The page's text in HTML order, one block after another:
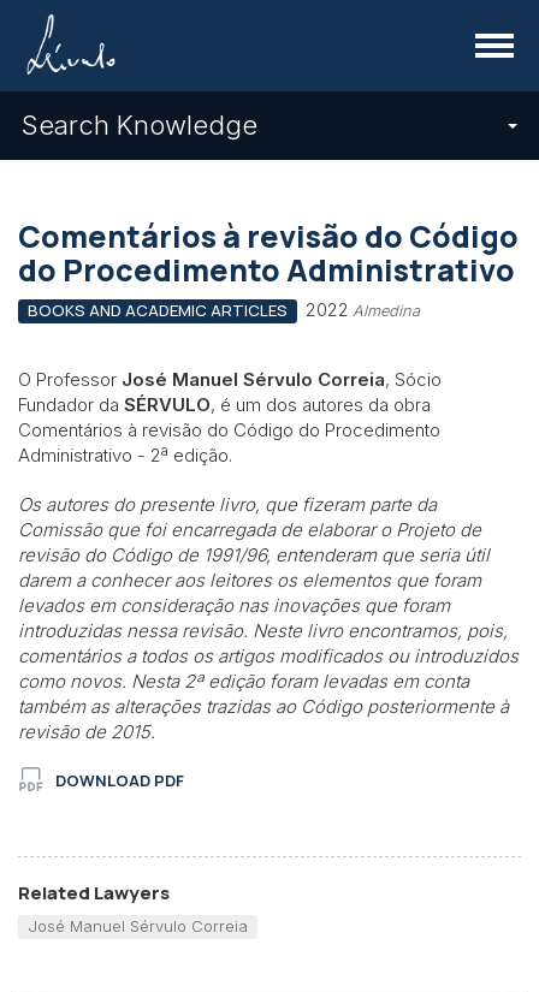
Menu
Search Knowledge
Comentários à revisão do Código
do Procedimento Administrativo
BOOKS AND ACADEMIC ARTICLES 2022 Almedina
O Professor José Manuel Sérvulo Correia, Sócio
Fundador da SÉRVULO, é um dos autores da obra
Comentários à revisão do Código do Procedimento
Administrativo - 2ª edição.
Os autores do presente livro, que fizeram parte da
Comissão que foi encarregada de elaborar o Projeto de
revisão do Código de 1991/96, entenderam que seria útil
darem a conhecer aos leitores os elementos que foram
levados em consideração nas inovações que foram
introduzidas nessa revisão. Neste livro encontramos, pois,
comentários a todos os artigos modificados ou introduzidos
como novos. Nesta 2ª edição foram levadas em conta
também as alterações trazidas ao Código posteriormente à
revisão de 2015.
DOWNLOAD PDF
Related Lawyers
José Manuel Sérvulo Correia